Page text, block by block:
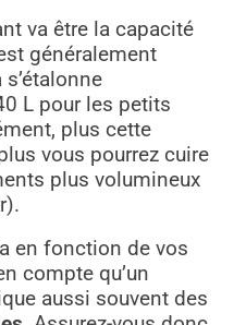
va être la capacité
généralement
L pour les petits
plus cette
vous pourrez cuire
plus volumineux
en fonction de vos
compte qu’un
aussi souvent des